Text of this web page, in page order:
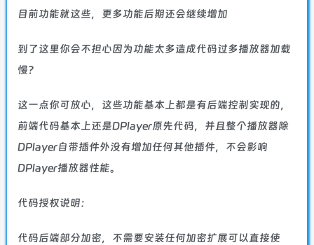
目前功能就这些，更多功能后期还会继续增加
到了这里你会不担心因为功能太多造成代码过多播放器加载
慢？
这一点你可放心，这些功能基本上都是有后端控制实现的，
前端代码基本上还是DPlayer原先代码，并且整个播放器除
DPlayer自带插件外没有增加任何其他插件，不会影响
DPlayer播放器性能。
代码授权说明：
代码后端部分加密，不需要安装任何加密扩展可以直接使